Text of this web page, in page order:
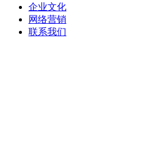
企业文化
网络营销
联系我们